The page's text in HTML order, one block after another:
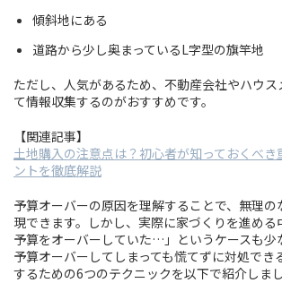
傾斜地にある
道路から少し奥まっているL字型の旗竿地
ただし、人気があるため、不動産会社やハウス
て情報収集するのがおすすめです。
【関連記事】
土地購入の注意点は？初心者が知っておくべき
ントを徹底解説
予算オーバーの原因を理解することで、無理
現できます。しかし、実際に家づくりを進める
予算をオーバーしていた…」というケースも少
予算オーバーしてしまっても慌てずに対処でき
するための6つのテクニックを以下で紹介しまし